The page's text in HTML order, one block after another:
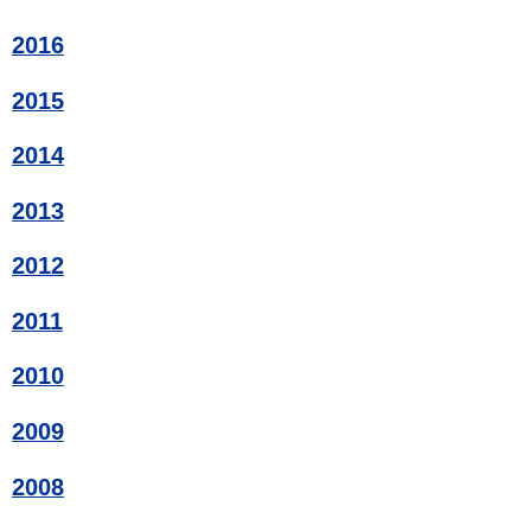
2016
2015
2014
2013
2012
2011
2010
2009
2008